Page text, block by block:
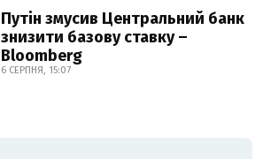
Путін змусив Центральний банк
знизити базову ставку –
Bloomberg
6 СЕРПНЯ, 15:07